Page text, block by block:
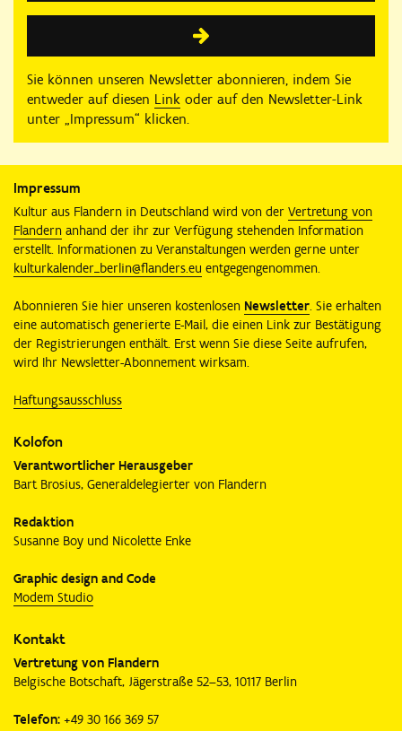
Sie können unseren Newsletter abonnieren, indem Sie
entweder auf diesen Link oder auf den Newsletter-Link
unter „Impressum“ klicken.
Impressum
Kultur aus Flandern in Deutschland wird von der Vertretung von
Flandern anhand der ihr zur Verfügung stehenden Information
erstellt. Informationen zu Veranstaltungen werden gerne unter
kulturkalender_berlin@flanders.eu entgegengenommen.
Abonnieren Sie hier unseren kostenlosen Newsletter. Sie erhalten
eine automatisch generierte E-Mail, die einen Link zur Bestätigung
der Registrierungen enthält. Erst wenn Sie diese Seite aufrufen,
wird Ihr Newsletter-Abonnement wirksam.
Haftungsausschluss
Kolofon
Verantwortlicher Herausgeber
Bart Brosius, Generaldelegierter von Flandern
Redaktion
Susanne Boy und Nicolette Enke
Graphic design and Code
Modem Studio
Kontakt
Vertretung von Flandern
Belgische Botschaft, Jägerstraße 52–53, 10117 Berlin
Telefon: +49 30 166 369 57